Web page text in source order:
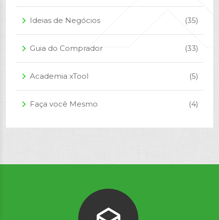
arrow_forward_ios Ideias de Negócios (35)
arrow_forward_ios Guia do Comprador (33)
arrow_forward_ios Academia xTool (5)
arrow_forward_ios Faça você Mesmo (4)